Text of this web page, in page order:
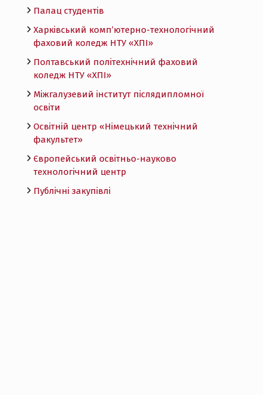
Палац студентів
Харківський комп’ютерно-технологічний
фаховий коледж НТУ «ХПI»
Полтавський політехнічний фаховий
коледж НТУ «ХПI»
Міжгалузевий інститут післядипломної
освіти
Освітній центр «Німецький технічний
факультет»
Європейський освітньо-науково
технологічний центр
Публічні закупівлі